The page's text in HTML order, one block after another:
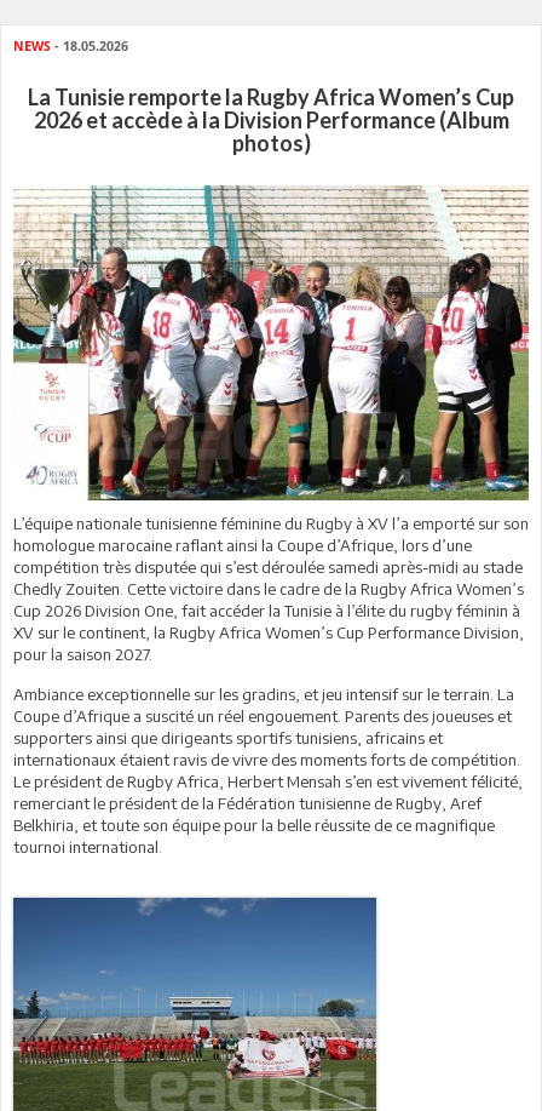
NEWS - 18.05.2026
La Tunisie remporte la Rugby Africa Women’s Cup
2026 et accède à la Division Performance (Album
photos)
L’équipe nationale tunisienne féminine du Rugby à XV l’a emporté sur son
homologue marocaine raflant ainsi la Coupe d’Afrique, lors d’une
compétition très disputée qui s’est déroulée samedi après-midi au stade
Chedly Zouiten. Cette victoire dans le cadre de la Rugby Africa Women’s
Cup 2026 Division One, fait accéder la Tunisie à l’élite du rugby féminin à
XV sur le continent, la Rugby Africa Women’s Cup Performance Division,
pour la saison 2027.
Ambiance exceptionnelle sur les gradins, et jeu intensif sur le terrain. La
Coupe d’Afrique a suscité un réel engouement. Parents des joueuses et
supporters ainsi que dirigeants sportifs tunisiens, africains et
internationaux étaient ravis de vivre des moments forts de compétition.
Le président de Rugby Africa, Herbert Mensah s’en est vivement félicité,
remerciant le président de la Fédération tunisienne de Rugby, Aref
Belkhiria, et toute son équipe pour la belle réussite de ce magnifique
tournoi international.